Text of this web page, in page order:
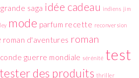
grande saga idée cadeau indiens jim
mode parfum recette reconversion
roman d'aventures roman
guerre mondiale sérénité test
tester des produits thriller